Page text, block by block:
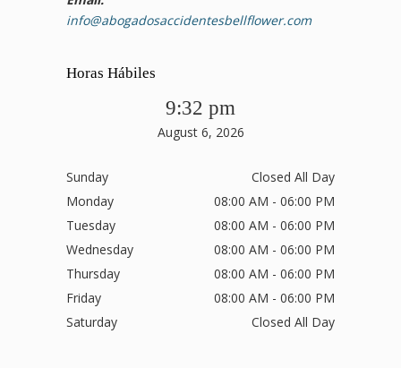
info@abogadosaccidentesbellflower.com
Horas Hábiles
9:32 pm
August 6, 2026
Sunday
Closed All Day
Monday
08:00 AM - 06:00 PM
Tuesday
08:00 AM - 06:00 PM
Wednesday
08:00 AM - 06:00 PM
Thursday
08:00 AM - 06:00 PM
Friday
08:00 AM - 06:00 PM
Saturday
Closed All Day